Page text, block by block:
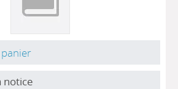
notice